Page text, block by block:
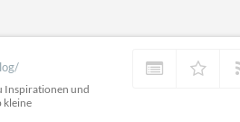
Inspirationen und
kleine